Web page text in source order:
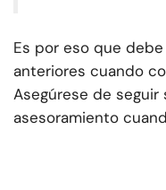
Es por eso que
anteriores cuando
Asegúrese de
asesoramiento